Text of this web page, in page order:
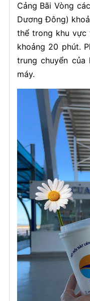
Cảng Bãi Vòng
Dương Đông)
thể trong khu vực
khoảng 20 phút.
trung chuyển của
máy.